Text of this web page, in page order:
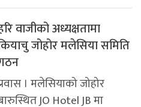
वाजीको अध्यक्षतामा
जोहोर मलेसिया समिति
। मलेसियाको जोहोर
JO Hotel JB मा